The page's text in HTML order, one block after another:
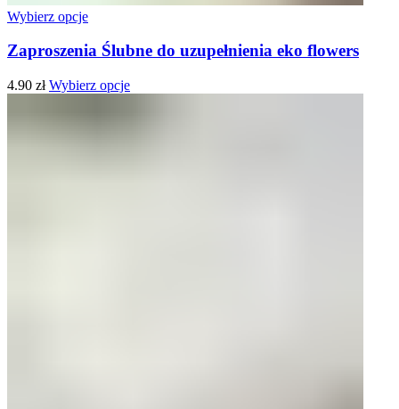
Wybierz opcje
Zaproszenia Ślubne do uzupełnienia eko flowers
4.90 zł Wybierz opcje